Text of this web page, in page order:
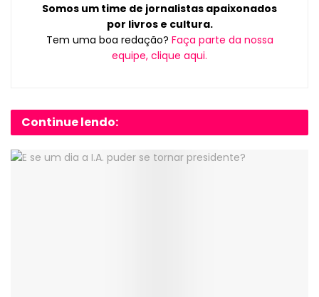
Somos um time de jornalistas apaixonados
por livros e cultura.
Tem uma boa redação? Faça parte da nossa
equipe, clique aqui.
Continue lendo: